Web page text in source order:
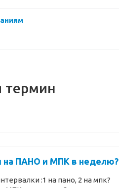
термин
на ПАНО и МПК в неделю?
:1 на пано, 2 на мпк?